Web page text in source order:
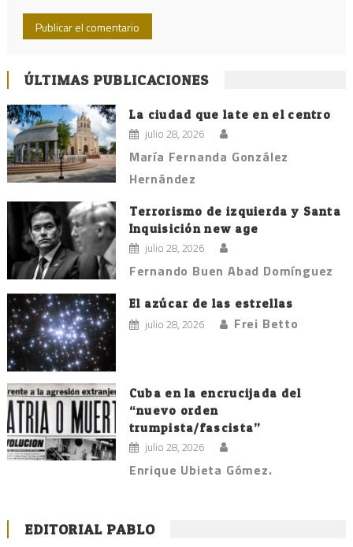
ÚLTIMAS PUBLICACIONES
La ciudad que late en el centro
julio 28, 2026
María Fernanda González
Hernández
Terrorismo de izquierda y Santa
Inquisición new age
julio 28, 2026
Fernando Buen Abad Domínguez
El azúcar de las estrellas
julio 28, 2026 Frei Betto
Cuba en la encrucijada del
“nuevo orden
trumpista/fascista”
julio 28, 2026
Enrique Ubieta Gómez.
EDITORIAL PABLO